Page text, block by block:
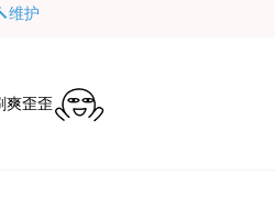
维护
爽歪歪